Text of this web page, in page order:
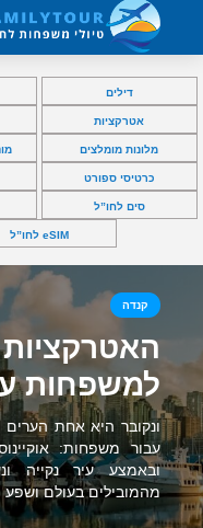
דילים
אטרקציות
מלונות מומלצים
כרטיסי ספורט
סים לחו”ל
eSIM לחו”ל
קנדה
האטרקציות
למשפחות
ונקובר היא אחת הערים
עבור משפחות:
ובאמצע עיר נקייה
מהמובילים בעולם ושפע